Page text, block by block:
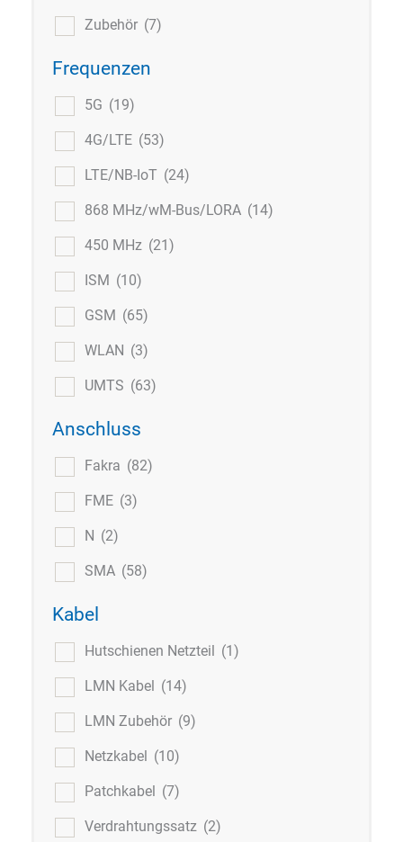
Zubehör (7)
Frequenzen
5G (19)
4G/LTE (53)
LTE/NB-IoT (24)
868 MHz/wM-Bus/LORA (14)
450 MHz (21)
ISM (10)
GSM (65)
WLAN (3)
UMTS (63)
Anschluss
Fakra (82)
FME (3)
N (2)
SMA (58)
Kabel
Hutschienen Netzteil (1)
LMN Kabel (14)
LMN Zubehör (9)
Netzkabel (10)
Patchkabel (7)
Verdrahtungssatz (2)